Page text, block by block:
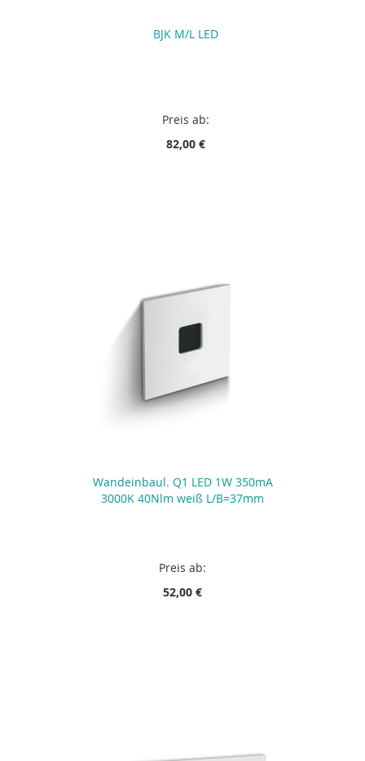
BJK M/L LED
Preis ab:
82,00 €
Wandeinbaul. Q1 LED 1W 350mA
3000K 40Nlm weiß L/B=37mm
Preis ab:
52,00 €